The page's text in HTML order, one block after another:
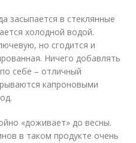
засыпается в стеклянные
холодной водой.
но сгодится и
Ничего добавлять
себе – отличный
капроновыми
«доживает» до весны.
в таком продукте очень